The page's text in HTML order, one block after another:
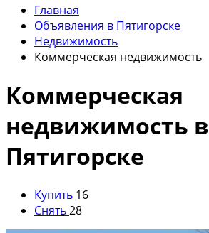
Главная
Объявления в Пятигорске
Недвижимость
Коммерческая недвижимость
Коммерческая
недвижимость в
Пятигорске
Купить 16
Снять28